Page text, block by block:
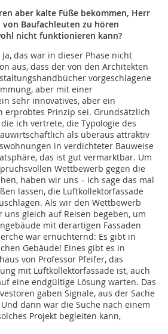
aber kalte Füße bekommen, Herr
von Baufachleuten zu hören
nicht funktionieren kann?
Ja, das war in dieser Phase nicht
aus, dass der von den Architekten
vorgeschlagene
aber mit einer
sehr innovatives, aber ein
erprobtes Prinzip sei. Grundsätzlich
ich vertrete, die Typologie des
als überaus attraktiv
in verdichteter Bauweise
das ist gut vermarktbar. Um
Wettbewerb gegen die
haben wir uns – ich sage das mal
lassen, die Luftkollektorfassade
Als wir den Wettbewerb
gleich auf Reisen begeben, um
mit derartigen Fassaden
war ernüchternd: Es gibt in
Gebäude! Eines gibt es in
von Professor Pfeifer, das
mit Luftkollektorfassade ist, auch
eine endgültige Lösung warten. Das
gaben Signale, aus der Sache
dann war die Suche nach einem
Projekt begleiten kann,